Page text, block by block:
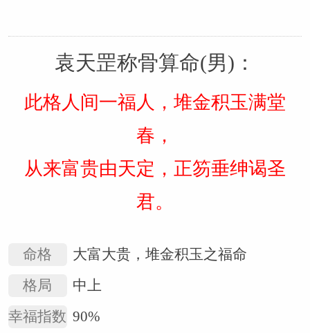
袁天罡称骨算命(男)：
此格人间一福人，堆金积玉满堂
春，
从来富贵由天定，正笏垂绅谒圣
君。
命格
大富大贵，堆金积玉之福命
格局
中上
幸福指数 90%